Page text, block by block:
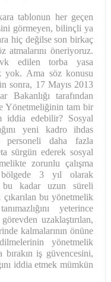
tablonun her geçen
görmeyen, bilinçli ya
hiç değilse son birkaç
atmalarını öneriyoruz.
edilen torba yasa
yok. Ama söz konusu
sonra, 17 Mayıs 2013
tarafından
Yönetmeliğinin tam bir
iddia edebilir? Sosyal
yeni kadro ihdas
personeli daha fazla
sürgün ederek sosyal
zorunlu çalışma
3 yıl olarak
bu kadar uzun süreli
çıkarılan bu yönetmelik
yeterince
uzaklaştırılan,
kalmalarının önüne
yönetmelik
iş güvencesini,
iddia etmek mümkün